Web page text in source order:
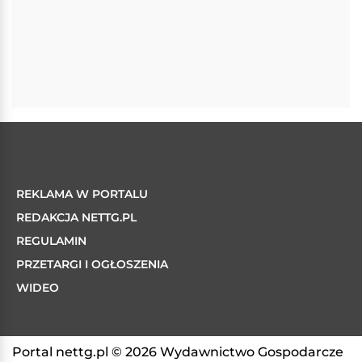
REKLAMA W PORTALU
REDAKCJA NETTG.PL
REGULAMIN
PRZETARGI I OGŁOSZENIA
WIDEO
Portal nettg.pl © 2026 Wydawnictwo Gospodarcze